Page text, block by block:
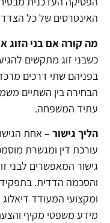
האינטרסים של כל
מה קורה אם בני הזוג
כשבני זוג מתקשים
בפניהם שתי דרכים
הבחירה בין השתיים
עתיד המשפחה.
הליך גישור – אחת
עורכת דין ומגשרת
גישור המאפשרים לבני
והסכמה הדדית.
ומקצועי המעודד
מידע משפטי מקיף